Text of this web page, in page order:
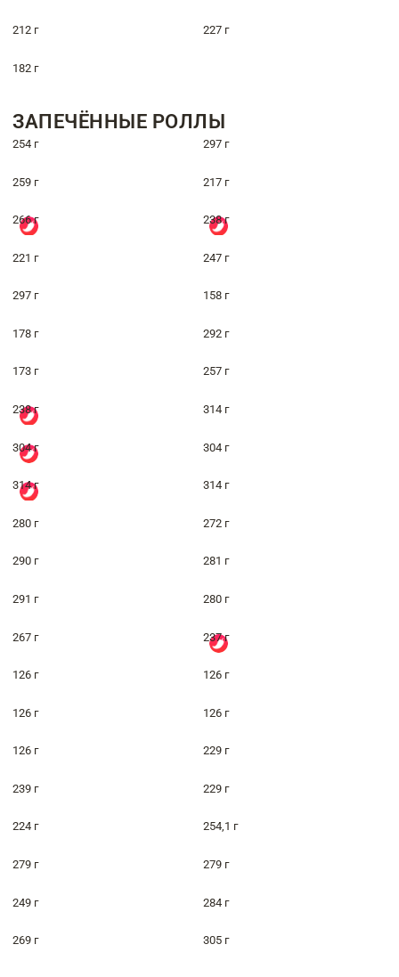
212 г 227 г
182 г
ЗАПЕЧЁННЫЕ РОЛЛЫ
254 г 297 г
259 г 217 г
266 г 238 г
221 г 247 г
297 г 158 г
178 г 292 г
173 г 257 г
238 г 314 г
304 г 304 г
314 г 314 г
280 г 272 г
290 г 281 г
291 г 280 г
267 г 237 г
126 г 126 г
126 г 126 г
126 г 229 г
239 г 229 г
224 г 254,1 г
279 г 279 г
249 г 284 г
269 г 305 г